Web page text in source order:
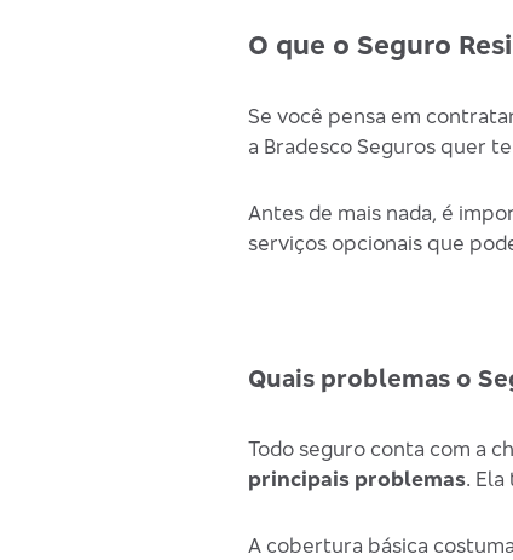
O que o Seguro
Se você pensa em
a Bradesco Seguros quer
Antes de mais nada, é
serviços opcionais que
Quais problemas o
Todo seguro conta com a
principais problemas.
A cobertura básica